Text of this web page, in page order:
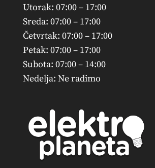
Utorak: 07:00 – 17:00
Sreda: 07:00 – 17:00
Četvrtak: 07:00 – 17:00
Petak: 07:00 – 17:00
Subota: 07:00 – 14:00
Nedelja: Ne radimo